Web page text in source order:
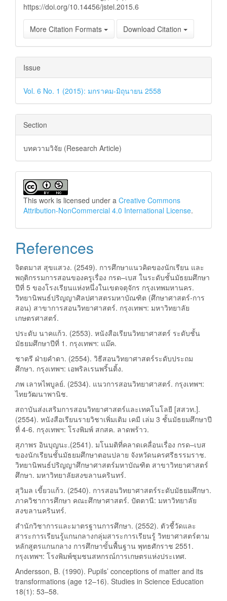
https://doi.org/10.14456/jstel.2015.6
More Citation Formats Download Citation
Issue
Vol. 6 No. 1 (2015): มกราคม-มิถุนายน 2558
Section
บทความวิจัย (Research Article)
This work is licensed under a Creative Commons
Attribution-NonCommercial 4.0 International License.
References
จิตตมาส สุขแสวง. (2549). การศึกษาแนวคิดของนักเรียน และ
พฤติกรรมการสอนของครูเรื่อง กรด–เบส ในระดับชั้นมัธยมศึกษา
ปีที่ 5 ของโรงเรียนแห่งหนึ่งในเขตจตุจักร กรุงเทพมหานคร.
วิทยานิพนธ์ปริญญาศิลปศาสตรมหาบัณฑิต (ศึกษาศาสตร์-การ
สอน) สาขาการสอนวิทยาศาสตร์. กรุงเทพฯ: มหาวิทยาลัย
เกษตรศาสตร์.
ประดับ นาคแก้ว. (2553). หนังสือเรียนวิทยาศาสตร์ ระดับชั้น
มัธยมศึกษาปีที่ 1. กรุงเทพฯ: แม๊ค.
ชาตรี ฝ่ายคำตา. (2554). วิธีสอนวิทยาศาสตร์ระดับประถม
ศึกษา. กรุงเทพฯ: เอพริลเรนพริ้นติ้ง.
ภพ เลาหไพบูลย์. (2534). แนวการสอนวิทยาศาสตร์. กรุงเทพฯ:
ไทยวัฒนาพานิช.
สถาบันส่งเสริมการสอนวิทยาศาสตร์และเทคโนโลยี [สสวท.].
(2554). หนังสือเรียนรายวิชาเพิ่มเติม เคมี เล่ม 3 ชั้นมัธยมศึกษาปี
ที่ 4-6. กรุงเทพฯ: โรงพิมพ์ สกสค. ลาดพร้าว.
สุภาพร อินบุญนะ.(2541). มโนมติที่คลาดเคลื่อนเรื่อง กรด–เบส
ของนักเรียนชั้นมัธยมศึกษาตอนปลาย จังหวัดนครศรีธรรมราช.
วิทยานิพนธ์ปริญญาศึกษาศาสตร์มหาบัณฑิต สาขาวิทยาศาสตร์
ศึกษา. มหาวิทยาลัยสงขลานครินทร์.
สุวิมล เขี้ยวแก้ว. (2540). การสอนวิทยาศาสตร์ระดับมัธยมศึกษา.
ภาควิชาการศึกษา คณะศึกษาศาสตร์. ปัตตานี: มหาวิทยาลัย
สงขลานครินทร์.
สำนักวิชาการและมาตรฐานการศึกษา. (2552). ตัวชี้วัดและ
สาระการเรียนรู้แกนกลางกลุ่มสาระการเรียนรู้ วิทยาศาสตร์ตาม
หลักสูตรแกนกลาง การศึกษาขั้นพื้นฐาน พุทธศักราช 2551.
กรุงเทพฯ: โรงพิมพ์ชุมชนสหกรณ์การเกษตรแห่งประเทศ.
Andersson, B. (1990). Pupils’ conceptions of matter and its
transformations (age 12–16). Studies in Science Education
18(1): 53–58.